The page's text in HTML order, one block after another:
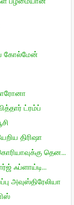
கோல்மேன்
ட்ரம்ப்
திரிஷா
தென...
ஃப்ளாய்டி...
அவுஸ்திரேலியா